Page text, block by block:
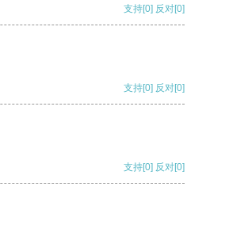
支持[0] 反对[0]
支持[0] 反对[0]
支持[0] 反对[0]